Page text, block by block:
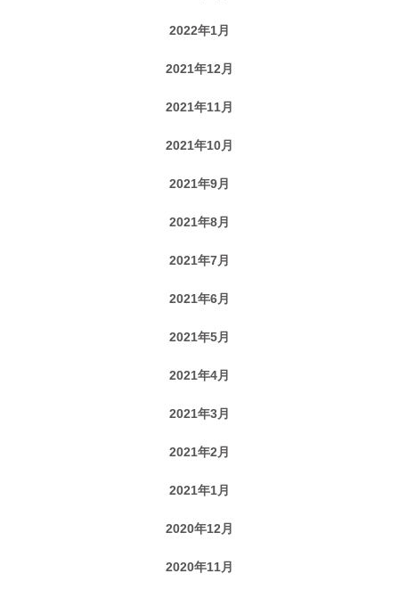
2022年1月
2021年12月
2021年11月
2021年10月
2021年9月
2021年8月
2021年7月
2021年6月
2021年5月
2021年4月
2021年3月
2021年2月
2021年1月
2020年12月
2020年11月